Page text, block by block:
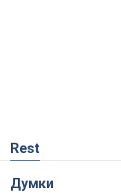
Rest
Думки